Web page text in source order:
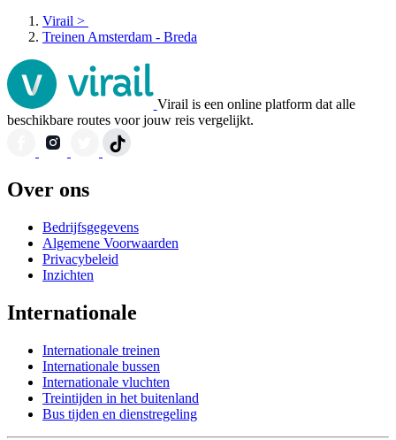
Virail >
Treinen Amsterdam - Breda
Virail is een online platform dat alle
beschikbare routes voor jouw reis vergelijkt.
Over ons
Bedrijfsgegevens
Algemene Voorwaarden
Privacybeleid
Inzichten
Internationale
Internationale treinen
Internationale bussen
Internationale vluchten
Treintijden in het buitenland
Bus tijden en dienstregeling